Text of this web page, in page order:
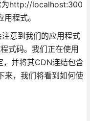
为http://localhost:300
程式。
意到我们的应用程式
式码。我们正在使用
并将其CDN连结包含
，我们将看到如何使